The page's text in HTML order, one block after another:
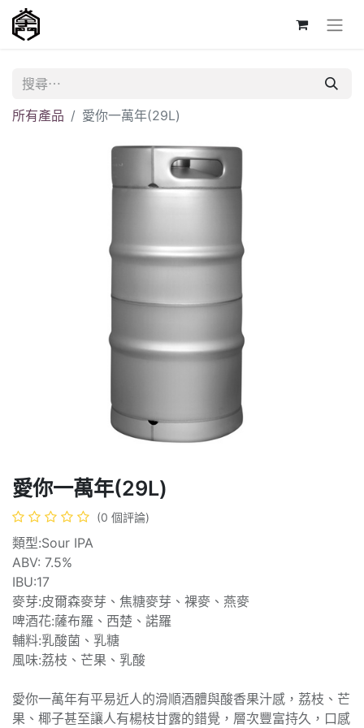
所有產品 愛你一萬年(29L)
愛你一萬年(29L)
(0 個評論)
類型:Sour IPA
ABV: 7.5%
IBU:17
麥芽:皮爾森麥芽、焦糖麥芽、裸麥、燕麥
啤酒花:薩布羅、西楚、諾羅
輔料:乳酸菌、乳糖
風味:荔枝、芒果、乳酸
愛你一萬年有平易近人的滑順酒體與酸香果汁感，荔枝、芒
果、椰子甚至讓人有楊枝甘露的錯覺，層次豐富持久，口感